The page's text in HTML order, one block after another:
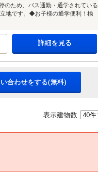
のため、バス通勤・通学されている
地です。◆お子様の通学便利！楡
詳細を見る
合わせをする(無料)
表示建物数